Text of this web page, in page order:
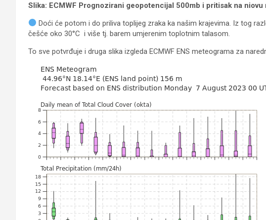
Slika: ECMWF Prognozirani geopotencijal 500mb i pritisak na
Doći će potom i do priliva toplijeg zraka ka našim krajevima. Iz tog
češće oko 30°C i više tj. barem umjerenim toplotnim talasom.
To sve potvrđuje i druga slika izgleda ECMWF ENS meteograma za